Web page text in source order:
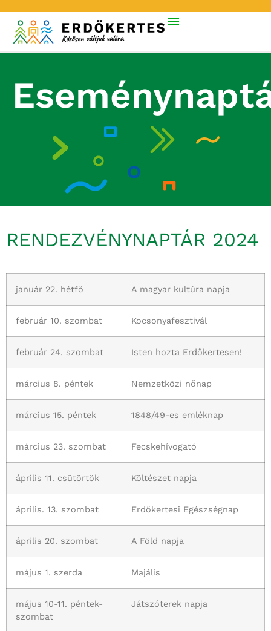
RENDEZVÉNYNAPTÁR 2024
január 22. hétfő A magyar kultúra napja
február 10. szombat Kocsonyafesztivál
február 24. szombat Isten hozta Erdőkertesen!
március 8. péntek Nemzetközi nőnap
március 15. péntek 1848/49-es emléknap
március 23. szombat Fecskehívogató
április 11. csütörtök Költészet napja
április. 13. szombat Erdőkertesi Egészségnap
április 20. szombat A Föld napja
május 1. szerda Majális
május 10-11. péntek-
szombat
Játszóterek napja